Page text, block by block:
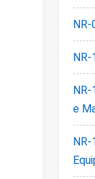
NR-
e
NR-